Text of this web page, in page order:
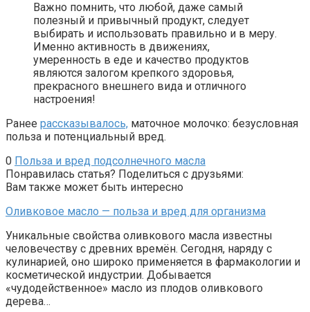
Важно помнить, что любой, даже самый
полезный и привычный продукт, следует
выбирать и использовать правильно и в меру.
Именно активность в движениях,
умеренность в еде и качество продуктов
являются залогом крепкого здоровья,
прекрасного внешнего вида и отличного
настроения!
Ранее рассказывалось, маточное молочко: безусловная
польза и потенциальный вред.
0 Польза и вред подсолнечного масла
Понравилась статья? Поделиться с друзьями:
Вам также может быть интересно
Оливковое масло — польза и вред для организма
Уникальные свойства оливкового масла известны
человечеству с древних времён. Сегодня, наряду с
кулинарией, оно широко применяется в фармакологии и
косметической индустрии. Добывается
«чудодейственное» масло из плодов оливкового
дерева…